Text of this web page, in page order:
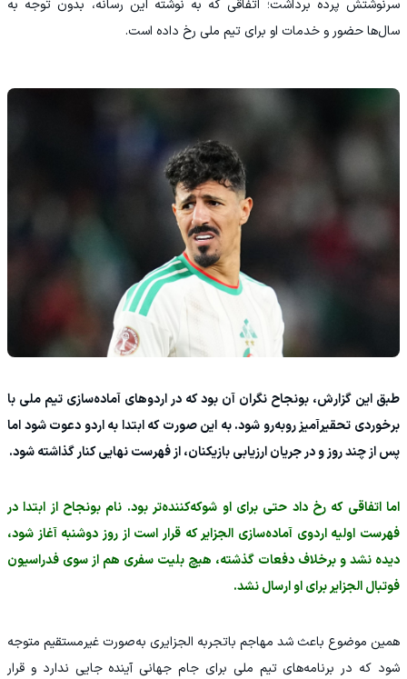
سرنوشتش پرده برداشت؛ اتفاقی که به نوشته این رسانه، بدون توجه به
سال‌ها حضور و خدمات او برای تیم ملی رخ داده است.
طبق این گزارش، بونجاح نگران آن بود که در اردوهای آماده‌سازی تیم ملی با
برخوردی تحقیرآمیز روبه‌رو شود. به این صورت که ابتدا به اردو دعوت شود اما
پس از چند روز و در جریان ارزیابی بازیکنان، از فهرست نهایی کنار گذاشته شود.
اما اتفاقی که رخ داد حتی برای او شوکه‌کننده‌تر بود. نام بونجاح از ابتدا در
فهرست اولیه اردوی آماده‌سازی الجزایر که قرار است از روز دوشنبه آغاز شود،
دیده نشد و برخلاف دفعات گذشته، هیچ بلیت سفری هم از سوی فدراسیون
فوتبال الجزایر برای او ارسال نشد.
همین موضوع باعث شد مهاجم باتجربه الجزایری به‌صورت غیرمستقیم متوجه
شود که در برنامه‌های تیم ملی برای جام جهانی آینده جایی ندارد و قرار